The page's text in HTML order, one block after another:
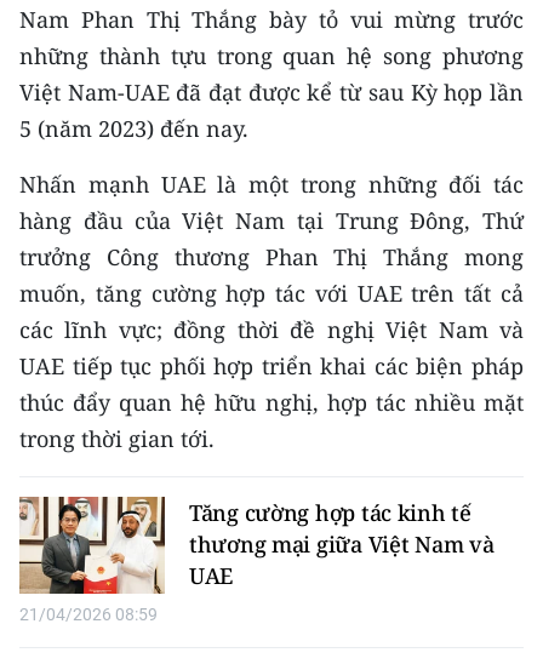
Infographic
TIN MỚI
Trung du và miền núi phía Bắc
Đồng bằng sông Hồng
Bắc Trung Bộ
Duyên hải Nam Trung Bộ và Tây
Nguyên
Đông Nam Bộ
Đồng bằng sông Cửu Long
Chuyên trang Hà Nội
Chuyên trang TP. Hồ Chí Minh
Nam Phan Thị Thắng bày tỏ vui mừng trước
những thành tựu trong quan hệ song phương
Việt Nam-UAE đã đạt được kể từ sau Kỳ họp lần
5 (năm 2023) đến nay.
Nhấn mạnh UAE là một trong những đối tác
hàng đầu của Việt Nam tại Trung Đông, Thứ
trưởng Công thương Phan Thị Thắng mong
muốn, tăng cường hợp tác với UAE trên tất cả
các lĩnh vực; đồng thời đề nghị Việt Nam và
UAE tiếp tục phối hợp triển khai các biện pháp
thúc đẩy quan hệ hữu nghị, hợp tác nhiều mặt
trong thời gian tới.
Tăng cường hợp tác kinh tế
thương mại giữa Việt Nam và
UAE
21/04/2026 08:59